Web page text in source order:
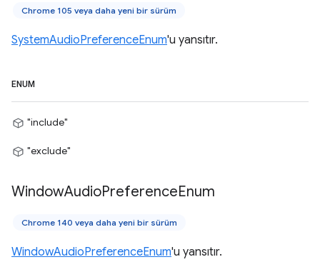
Chrome 105 veya daha yeni bir sürüm
SystemAudioPreferenceEnum'u yansıtır.
ENUM
"include"
"exclude"
WindowAudioPreferenceEnum
Chrome 140 veya daha yeni bir sürüm
WindowAudioPreferenceEnum'u yansıtır.